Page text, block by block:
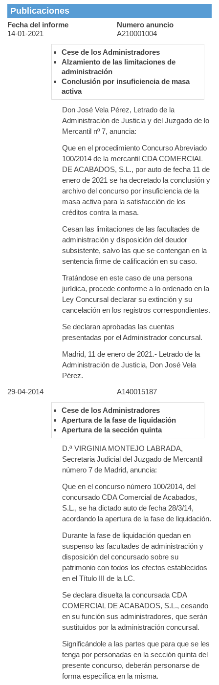
Publicaciones
Fecha del informe
Numero anuncio
14-01-2021
A210001004
Cese de los Administradores
Alzamiento de las limitaciones de
administración
Conclusión por insuficiencia de masa
activa
Don José Vela Pérez, Letrado de la
Administración de Justicia y del Juzgado de lo
Mercantil nº 7, anuncia:
Que en el procedimiento Concurso Abreviado
100/2014 de la mercantil CDA COMERCIAL
DE ACABADOS, S.L., por auto de fecha 11 de
enero de 2021 se ha decretado la conclusión y
archivo del concurso por insuficiencia de la
masa activa para la satisfacción de los
créditos contra la masa.
Cesan las limitaciones de las facultades de
administración y disposición del deudor
subsistente, salvo las que se contengan en la
sentencia firme de calificación en su caso.
Tratándose en este caso de una persona
jurídica, procede conforme a lo ordenado en la
Ley Concursal declarar su extinción y su
cancelación en los registros correspondientes.
Se declaran aprobadas las cuentas
presentadas por el Administrador concursal.
Madrid, 11 de enero de 2021.- Letrado de la
Administración de Justicia, Don José Vela
Pérez.
29-04-2014
A140015187
Cese de los Administradores
Apertura de la fase de liquidación
Apertura de la sección quinta
D.ª VIRGINIA MONTEJO LABRADA,
Secretaria Judicial del Juzgado de Mercantil
número 7 de Madrid, anuncia:
Que en el concurso número 100/2014, del
concursado CDA Comercial de Acabados,
S.L., se ha dictado auto de fecha 28/3/14,
acordando la apertura de la fase de liquidación.
Durante la fase de liquidación quedan en
suspenso las facultades de administración y
disposición del concursado sobre su
patrimonio con todos los efectos establecidos
en el Título III de la LC.
Se declara disuelta la concursada CDA
COMERCIAL DE ACABADOS, S.L., cesando
en su función sus administradores, que serán
sustituidos por la administración concursal.
Significándole a las partes que para que se les
tenga por personadas en la sección quinta del
presente concurso, deberán personarse de
forma específica en la misma.